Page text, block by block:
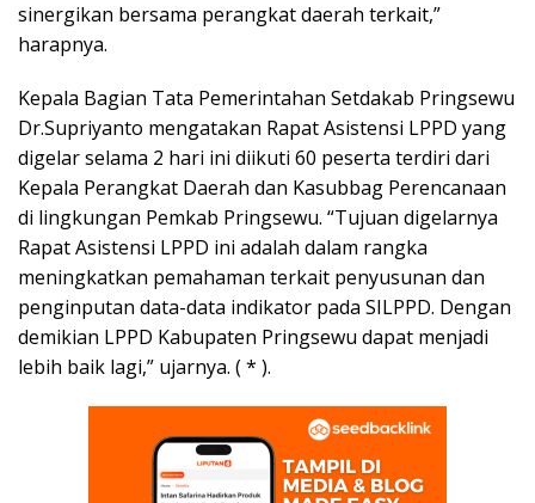
sinergikan bersama perangkat daerah terkait,”
harapnya.
Kepala Bagian Tata Pemerintahan Setdakab Pringsewu
Dr.Supriyanto mengatakan Rapat Asistensi LPPD yang
digelar selama 2 hari ini diikuti 60 peserta terdiri dari
Kepala Perangkat Daerah dan Kasubbag Perencanaan
di lingkungan Pemkab Pringsewu. “Tujuan digelarnya
Rapat Asistensi LPPD ini adalah dalam rangka
meningkatkan pemahaman terkait penyusunan dan
penginputan data-data indikator pada SILPPD. Dengan
demikian LPPD Kabupaten Pringsewu dapat menjadi
lebih baik lagi,” ujarnya. ( * ).